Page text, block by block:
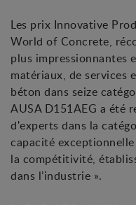
Les prix Innovative
World of Concrete,
plus impressionnantes
matériaux, de services
béton dans seize
AUSA D151AEG a été
d'experts dans la
capacité
la compétitivité,
dans l’industrie ».